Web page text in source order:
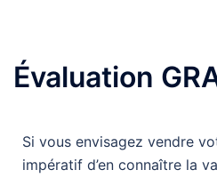
Évaluation
Si vous envisagez vendre
impératif d’en connaître la